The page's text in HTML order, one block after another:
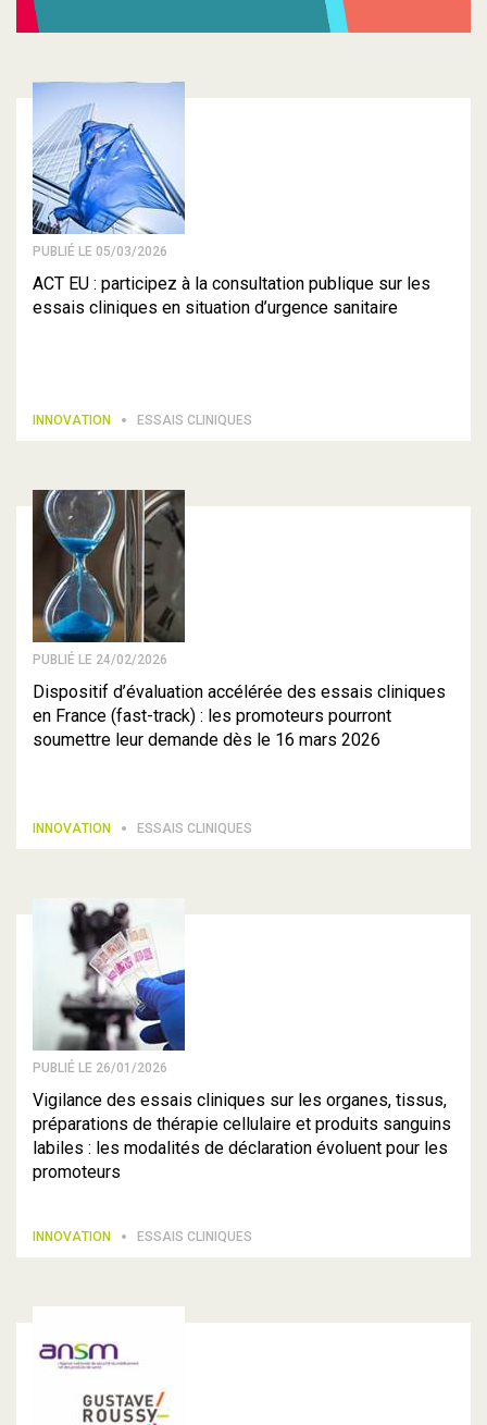
PUBLIÉ LE 05/03/2026
ACT EU : participez à la consultation publique sur les
essais cliniques en situation d’urgence sanitaire
INNOVATION ESSAIS CLINIQUES
PUBLIÉ LE 24/02/2026
Dispositif d’évaluation accélérée des essais cliniques
en France (fast-track) : les promoteurs pourront
soumettre leur demande dès le 16 mars 2026
INNOVATION ESSAIS CLINIQUES
PUBLIÉ LE 26/01/2026
Vigilance des essais cliniques sur les organes, tissus,
préparations de thérapie cellulaire et produits sanguins
labiles : les modalités de déclaration évoluent pour les
promoteurs
INNOVATION ESSAIS CLINIQUES